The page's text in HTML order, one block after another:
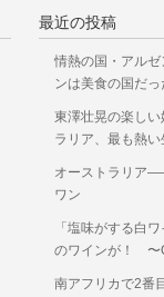
最近の投稿
情熱の国・アル
ンは美食の国だっ
東澤壮晃の楽し
ラリア、最も熱
オーストラリア
ワン
「塩味がする白
のワインが！ 〜
南アフリカで2番